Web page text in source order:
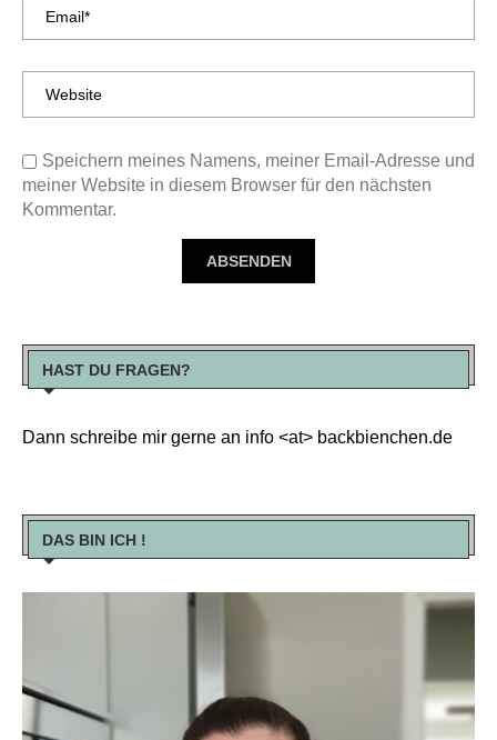
Speichern meines Namens, meiner Email-Adresse und
meiner Website in diesem Browser für den nächsten
Kommentar.
HAST DU FRAGEN?
Dann schreibe mir gerne an info <at> backbienchen.de
DAS BIN ICH !